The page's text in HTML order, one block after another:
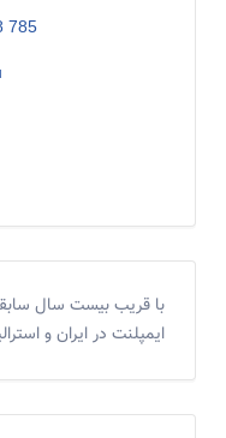
785
با قریب بیست سال
ایمپلنت در ایران و